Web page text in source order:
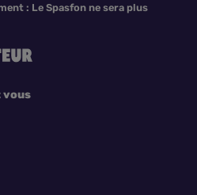
: Le Spasfon ne sera plus
vous